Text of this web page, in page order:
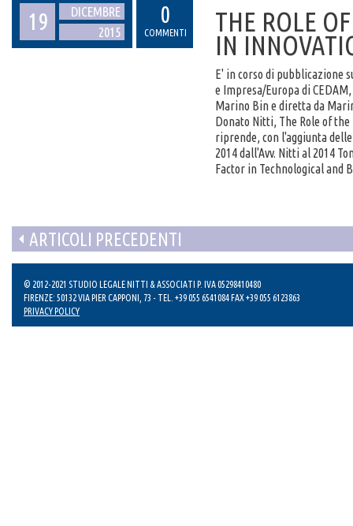
19
DICEMBRE
2015
0
COMMENTI THE ROLE
IN
E' in corso di pubblicazione
e Impresa/Europa di
Marino Bin e diretta da
Donato Nitti, The Role of
riprende, con l'aggiunta
2014 dall'Avv. Nitti al 2014
Factor in Technological and
ARTICOLI PRECEDENTI
© 2012-2021 STUDIO LEGALE NITTI & ASSOCIATI P. IVA 05298410480
FIRENZE: 50132 VIA PIER CAPPONI, 73 - TEL. +39 055 6541084 FAX +39 055 6123863
PRIVACY POLICY